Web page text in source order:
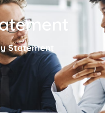
Statement